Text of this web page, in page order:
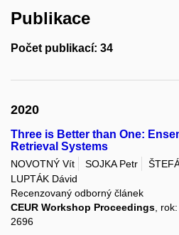
Publikace
Počet publikací: 34
2020
Three is Better than One:
Retrieval Systems
NOVOTNÝ Vít SOJKA Petr
LUPTÁK Dávid
Recenzovaný odborný článek
CEUR Workshop Proceedings,
2696